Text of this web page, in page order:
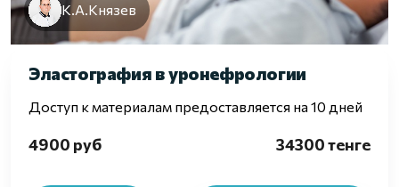
К.А.Князев
Эластография в уронефрологии
Доступ к материалам предоставляется на 10 дней
4900 руб 34300 тенге